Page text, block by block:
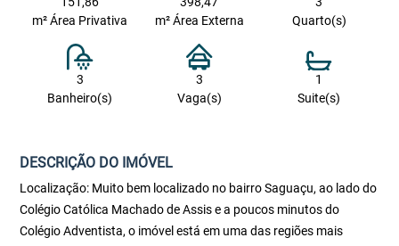
m² Área Privativa
m² Área Externa
Quarto(s)
3
Banheiro(s)
3
Vaga(s)
1
Suite(s)
DESCRIÇÃO DO IMÓVEL
Localização: Muito bem localizado no bairro Saguaçu, ao lado do
Colégio Católica Machado de Assis e a poucos minutos do
Colégio Adventista, o imóvel está em uma das regiões mais